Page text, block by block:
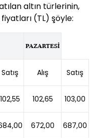
altın türlerinin,
(TL) şöyle:
PAZARTESİ
Satış Alış Satış
102,55 102,65 103,00
672,00 687,00